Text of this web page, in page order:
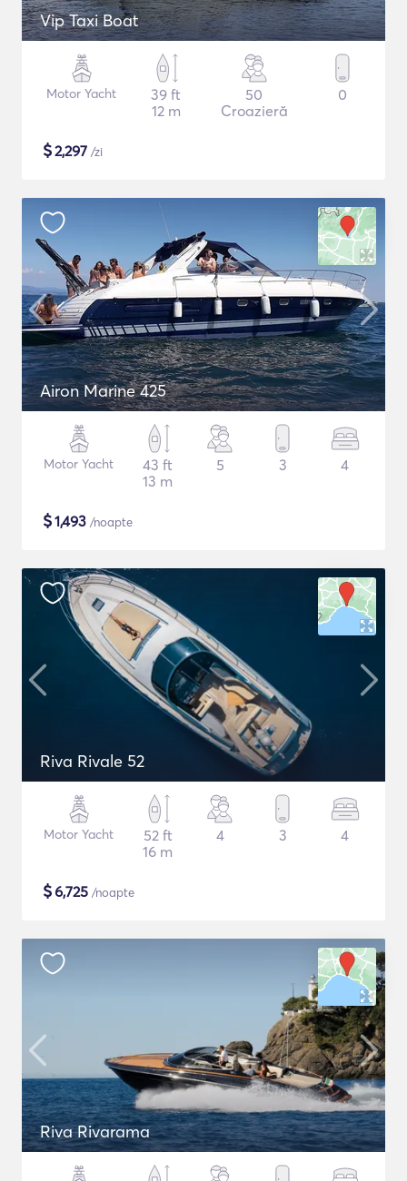
Vip Taxi Boat
Motor Yacht
39 ft
12 m
50
Croazieră
0
$2,297 /zi
Airon Marine 425
Motor Yacht
43 ft
13 m
5 3 4
$1,493 /noapte
Riva Rivale 52
Motor Yacht
52 ft
16 m
4 3 4
$6,725 /noapte
Riva Rivarama